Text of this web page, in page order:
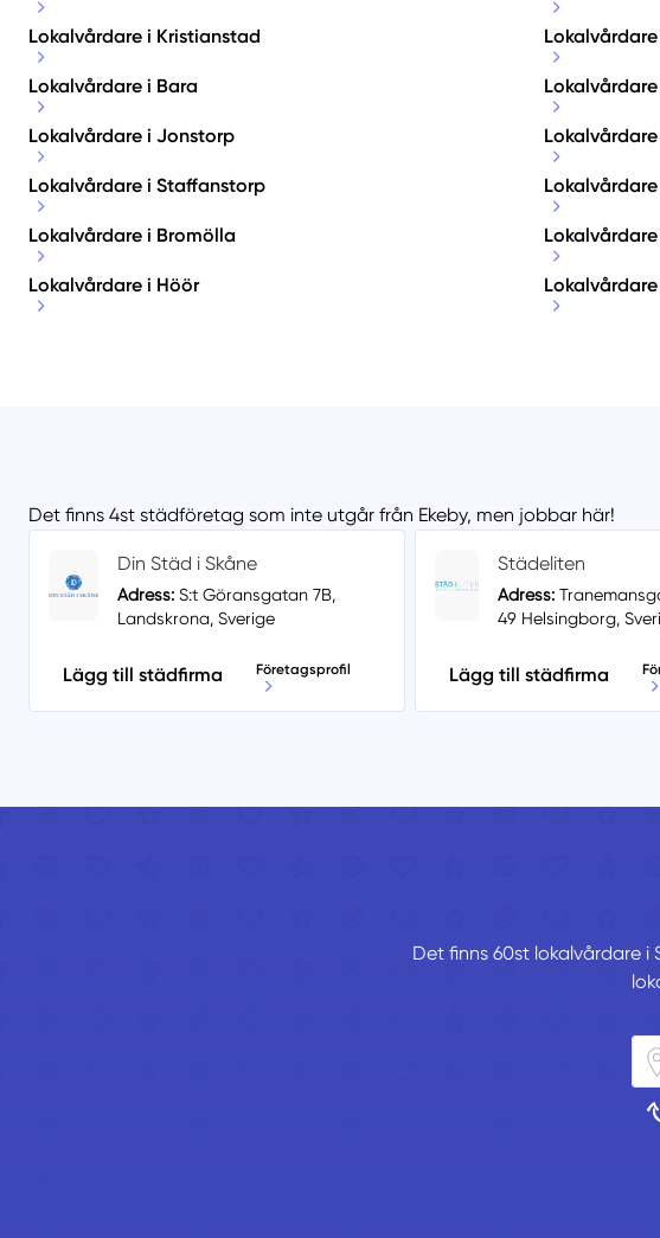
Lokalvårdare i Kristianstad
Lokalvårdare i Bara
Lokalvårdare i Jonstorp Lokalvårdare
Lokalvårdare i Staffanstorp
Lokalvårdare i Bromölla
Lokalvårdare i Höör Lokalvårdare
Det finns 4st städföretag som inte utgår från Ekeby, men jobbar här!
Din Städ i Skåne
Adress: S:t Göransgatan 7B,
Landskrona, Sverige
Lägg till städfirma Företagsprofil
Städeliten
Adress:
49 Helsingborg,
Lägg till städfirma
Det finns 60st lokalvårdare i